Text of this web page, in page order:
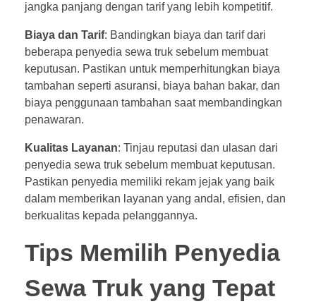
jangka panjang dengan tarif yang lebih kompetitif.
Biaya dan Tarif: Bandingkan biaya dan tarif dari
beberapa penyedia sewa truk sebelum membuat
keputusan. Pastikan untuk memperhitungkan biaya
tambahan seperti asuransi, biaya bahan bakar, dan
biaya penggunaan tambahan saat membandingkan
penawaran.
Kualitas Layanan: Tinjau reputasi dan ulasan dari
penyedia sewa truk sebelum membuat keputusan.
Pastikan penyedia memiliki rekam jejak yang baik
dalam memberikan layanan yang andal, efisien, dan
berkualitas kepada pelanggannya.
Tips Memilih Penyedia
Sewa Truk yang Tepat